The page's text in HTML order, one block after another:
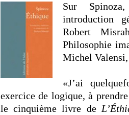
Sur
introduction
Robert
Philosophie
Michel
«J’ai
exercice de logique, à
le cinquième livre de